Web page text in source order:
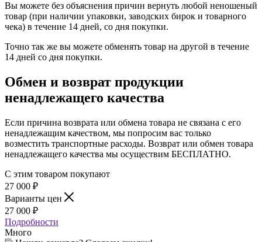
Вы можете без объяснения причин вернуть любой неношеный
товар (при наличии упаковки, заводских бирок и товарного
чека) в течение 14 дней, со дня покупки.
Точно так же вы можете обменять товар на другой в течение
14 дней со дня покупки.
Обмен и возврат продукции
ненадлежащего качества
Если причина возврата или обмена товара не связана с его
ненадлежащим качеством, мы попросим вас только
возместить транспортные расходы. Возврат или обмен товара
ненадлежащего качества мы осуществим БЕСПЛАТНО.
С этим товаром покупают
27 000 ₽
Варианты цен
27 000 ₽
Подробности
Много